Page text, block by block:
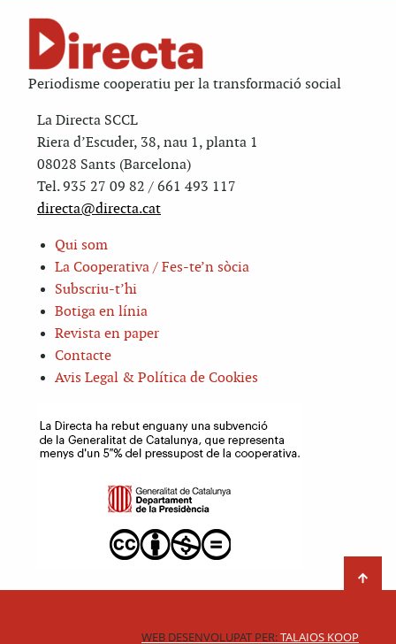
Periodisme cooperatiu per la transformació social
La Directa SCCL
Riera d’Escuder, 38, nau 1, planta 1
08028 Sants (Barcelona)
Tel. 935 27 09 82 / 661 493 117
directa@directa.cat
Qui som
La Cooperativa / Fes-te’n sòcia
Subscriu-t’hi
Botiga en línia
Revista en paper
Contacte
Avis Legal & Política de Cookies
WEB DESENVOLUPAT PER:TALAIOS KOOP